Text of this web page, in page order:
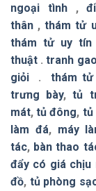
ngoại tình,
thân ,thám tử
thám tử uy tín
thuật .tranh
giỏi . thám
trưng bày,tủ
mát,tủ đông, tủ
làm đá, máy
tác, bàn thao
đẩy có giá chịu
đồ, tủ phòng